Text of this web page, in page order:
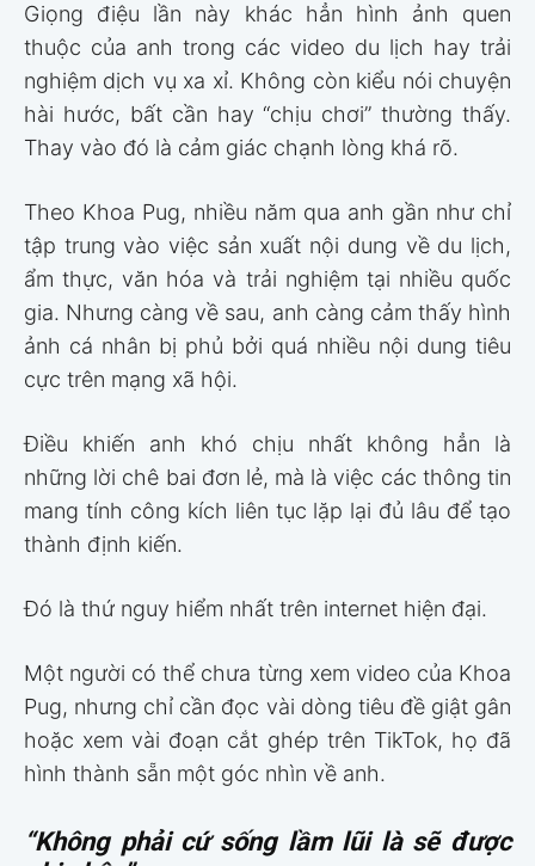
Giọng điệu lần này khác hẳn hình ảnh quen
thuộc của anh trong các video du lịch hay trải
nghiệm dịch vụ xa xỉ. Không còn kiểu nói chuyện
hài hước, bất cần hay “chịu chơi” thường thấy.
Thay vào đó là cảm giác chạnh lòng khá rõ.
Theo Khoa Pug, nhiều năm qua anh gần như chỉ
tập trung vào việc sản xuất nội dung về du lịch,
ẩm thực, văn hóa và trải nghiệm tại nhiều quốc
gia. Nhưng càng về sau, anh càng cảm thấy hình
ảnh cá nhân bị phủ bởi quá nhiều nội dung tiêu
cực trên mạng xã hội.
Điều khiến anh khó chịu nhất không hẳn là
những lời chê bai đơn lẻ, mà là việc các thông tin
mang tính công kích liên tục lặp lại đủ lâu để tạo
thành định kiến.
Đó là thứ nguy hiểm nhất trên internet hiện đại.
Một người có thể chưa từng xem video của Khoa
Pug, nhưng chỉ cần đọc vài dòng tiêu đề giật gân
hoặc xem vài đoạn cắt ghép trên TikTok, họ đã
hình thành sẵn một góc nhìn về anh.
“Không phải cứ sống lầm lũi là sẽ được